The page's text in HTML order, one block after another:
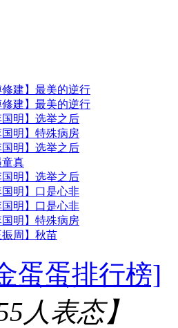
修建】最美的逆行
修建】最美的逆行
国明】选举之后
国明】特殊病房
国明】选举之后
真
国明】选举之后
国明】口是心非
国明】口是心非
国明】特殊病房
振周】秋苗
蛋蛋排行榜]
人表态】